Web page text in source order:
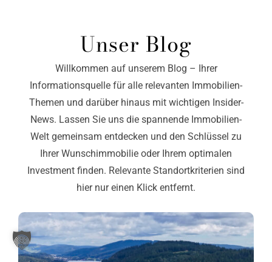
Unser Blog
Willkommen auf unserem Blog – Ihrer
Informationsquelle für alle relevanten Immobilien-
Themen und darüber hinaus mit wichtigen Insider-
News. Lassen Sie uns die spannende Immobilien-
Welt gemeinsam entdecken und den Schlüssel zu
Ihrer Wunschimmobilie oder Ihrem optimalen
Investment finden. Relevante Standortkriterien sind
hier nur einen Klick entfernt.